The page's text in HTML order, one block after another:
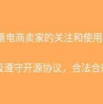
商卖家的关注和使
守开源协议，合法合